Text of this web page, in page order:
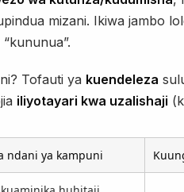
mizani. Ikiwa jambo
Tofauti ya kuendeleza
iliyotayari kwa uzalishaji
ndani ya kampuni